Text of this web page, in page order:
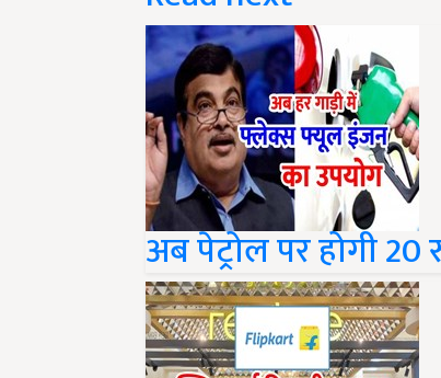
अब पेट्रोल पर होगी